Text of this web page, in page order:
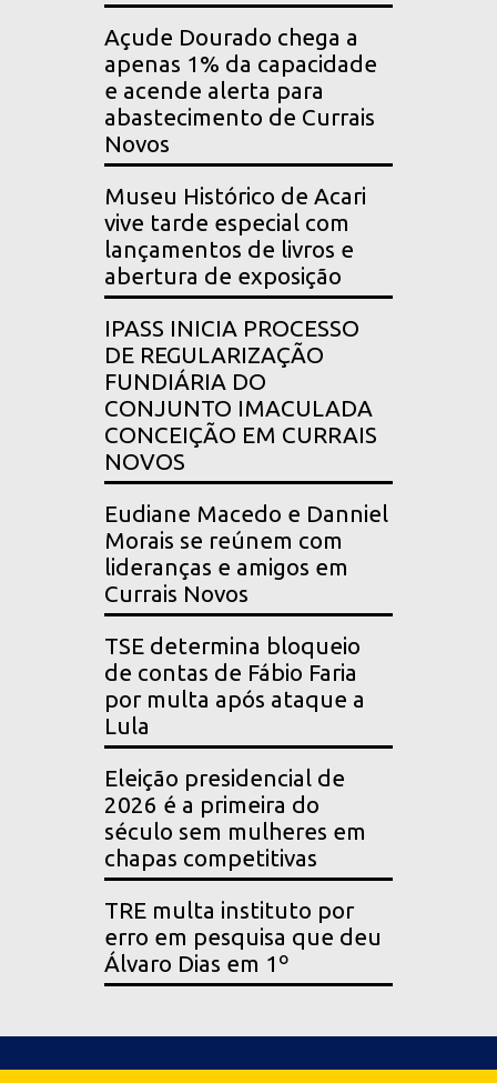
Açude Dourado chega a
apenas 1% da capacidade
e acende alerta para
abastecimento de Currais
Novos
Museu Histórico de Acari
vive tarde especial com
lançamentos de livros e
abertura de exposição
IPASS INICIA PROCESSO
DE REGULARIZAÇÃO
FUNDIÁRIA DO
CONJUNTO IMACULADA
CONCEIÇÃO EM CURRAIS
NOVOS
Eudiane Macedo e Danniel
Morais se reúnem com
lideranças e amigos em
Currais Novos
TSE determina bloqueio
de contas de Fábio Faria
por multa após ataque a
Lula
Eleição presidencial de
2026 é a primeira do
século sem mulheres em
chapas competitivas
TRE multa instituto por
erro em pesquisa que deu
Álvaro Dias em 1º